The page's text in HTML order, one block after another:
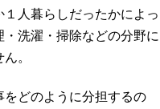
人暮らしだったかによっ
洗濯・掃除などの分野に
。
をどのように分担するの